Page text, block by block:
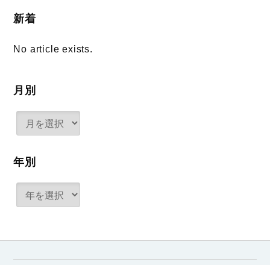
新着
No article exists.
月別
年別